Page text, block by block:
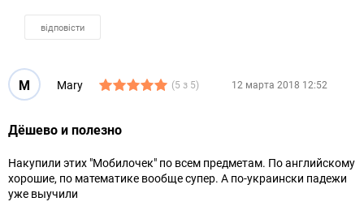
відповісти
M Mary (5 з 5) 12 марта 2018 12:52
Дёшево и полезно
Накупили этих "Мобилочек" по всем предметам. По английскому
хорошие, по математике вообще супер. А по-украински падежи
уже выучили